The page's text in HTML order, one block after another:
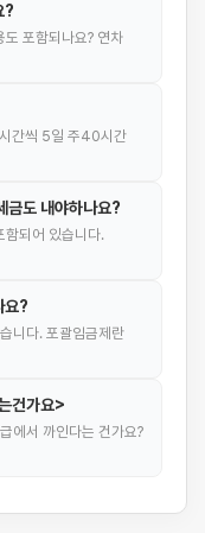
?
포함되나요? 연차
간씩 5일 주40시간
금도 내야하나요?
되어 있습니다.
요?
니다. 포괄임금제란
건가요>
에서 까인다는 건가요?